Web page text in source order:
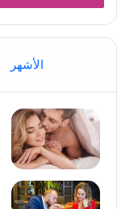
الأشهر